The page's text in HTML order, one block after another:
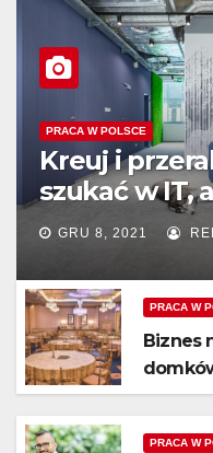
PRACA W POLSCE
Kreuj i
szukać w IT,
GRU 8, 2021
PRACA W
Biznes
PRACA W